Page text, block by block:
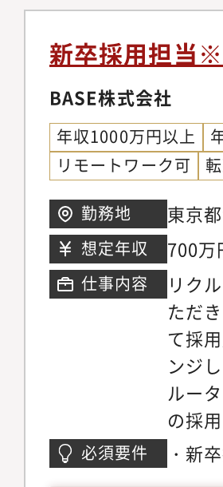
グ／
ジェ
人が
採用
ト?ク
場と
件定
識し
レー
内強
外部
設計
ゲー
考・
件す
との
を事
ジェ
件を
設計
改善
リテ
新卒採用担当
BASE株式会社
年収1000万円以上
リモートワーク可
勤務地
東京
本木
丁目
より
13番
戸線
想定年収
仕事内容
リク
ただ
て採
ンジ
ルー
の採
ける
必須要件
・新